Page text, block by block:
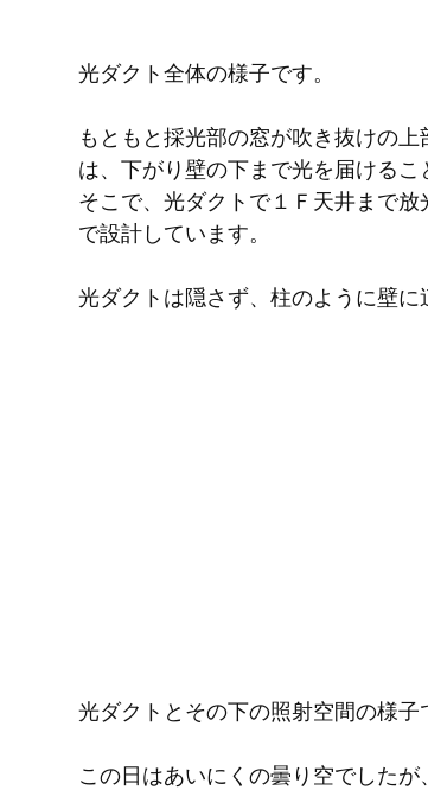
光ダクト全体の様子です。
もともと採光部の窓が吹き抜けの
は、下がり壁の下まで光を届けるこ
そこで、光ダクトで１Ｆ天井まで
で設計しています。
光ダクトは隠さず、柱のように壁に
光ダクトとその下の照射空間の様子
この日はあいにくの曇り空でしたが